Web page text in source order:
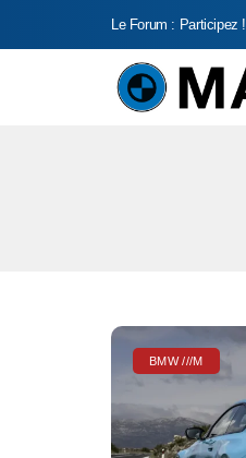
Le Forum : Participez !
BMW ///M